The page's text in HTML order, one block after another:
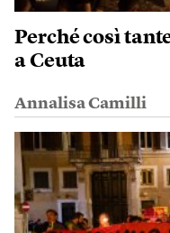
Perché così
a Ceuta
Annalisa Camilli